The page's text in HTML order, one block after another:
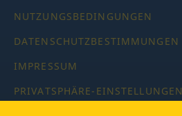
NUTZUNGSBEDINGUNGEN
DATENSCHUTZBESTIMMUNGEN
IMPRESSUM
PRIVATSPHÄRE-EINSTELLUNGEN